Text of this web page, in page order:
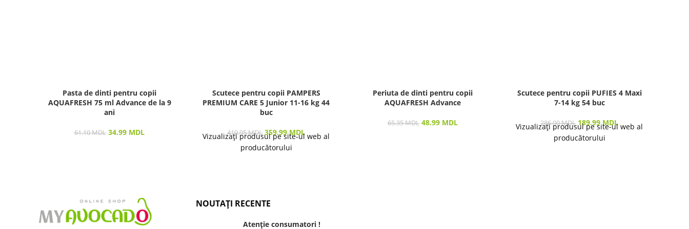
Pasta de dinti pentru copii
AQUAFRESH 75 ml Advance de la 9
ani
61.10MDL 34.99 MDL
Scutece pentru copii PAMPERS
PREMIUM CARE 5 Junior 11-16 kg 44
buc
410.95MDL 359.99MDL
Vizualizați produsul pe site-ul web al
producătorului
Periuta de dinti pentru copii
AQUAFRESH Advance
65.35MDL 48.99 MDL
Scutece pentru copii PUFIES 4 Maxi
7-14 kg 54 buc
286.00MDL 189.99MDL
Vizualizați produsul pe site-ul web al
producătorului
NOUTAȚI RECENTE
Atenție consumatori !